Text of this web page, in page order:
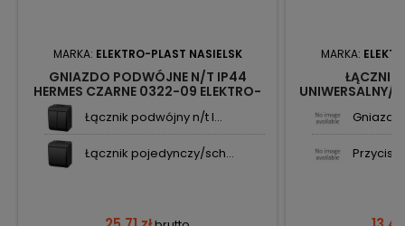
MARKA: ELEKTRO-PLAST NASIELSK
GNIAZDO PODWÓJNE N/T IP44
HERMES CZARNE 0322-09 ELEKTRO-
Łącznik podwójny n/t I...
Łącznik pojedynczy/sch...
MARKA:
ŁĄCZNIK
UNIWERSALNY/
Przycisk